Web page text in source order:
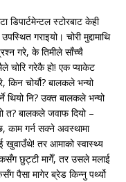
डिपार्टमेन्टल स्टोरबाट केही
गराइयो। चोरी मुद्दामाथि
गरे, के तिमीले साँच्चै
चोरि गरेकै हो! एक प्याकेट
किन चोर्यौ? बालकले भन्यो
थियो नि? उक्त बालकले भन्यो
त? बालकले जवाफ दियो –
काम गर्न सक्ने अवस्थामा
खुवाउँथे! तर आमाको स्वास्थ्य
छुट्टी मागेँ, तर उसले मलाई
पैसा मागेर ब्रेड किन्नु पर्थ्यो